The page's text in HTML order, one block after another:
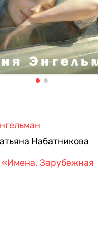
Набатникова
«Имена. Зарубежная